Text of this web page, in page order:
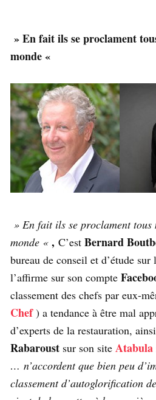
» En fait ils se proclament
monde «
» En fait ils se proclament tous
monde « , C’est Bernard
bureau de conseil et d’étude sur
l’affirme sur son compte
classement des chefs par eux-
Chef) a tendance à être mal
d’experts de la restauration, ainsi
Rabaroust sur son site Atabula
… n’accordent que bien peu
classement d’autoglorification